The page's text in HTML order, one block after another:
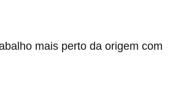
mais perto da origem com